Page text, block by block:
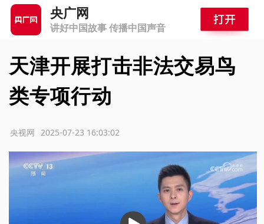
央广网
讲好中国故事 传播中国声音
天津开展打击非法交易鸟
类专项行动
2025-07-23 16:03:02
央视网
播
放